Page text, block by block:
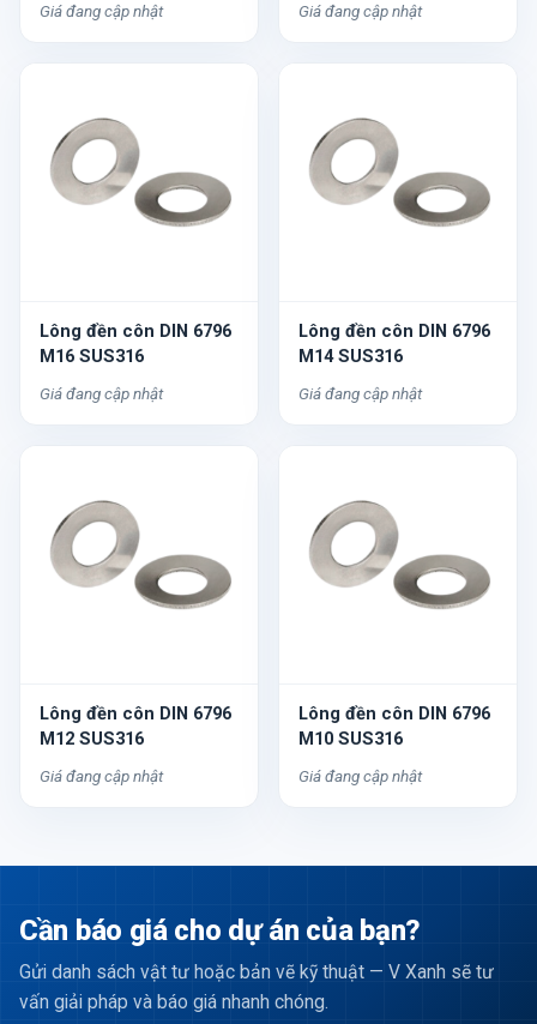
Giá đang cập nhật Giá đang cập nhật
Lông đền côn DIN 6796
M16 SUS316
Giá đang cập nhật
Lông đền côn DIN 6796
M14 SUS316
Giá đang cập nhật
Lông đền côn DIN 6796
M12 SUS316
Giá đang cập nhật
Lông đền côn DIN 6796
M10 SUS316
Giá đang cập nhật
Cần báo giá cho dự án của bạn?
Gửi danh sách vật tư hoặc bản vẽ kỹ thuật — V Xanh sẽ tư
vấn giải pháp và báo giá nhanh chóng.